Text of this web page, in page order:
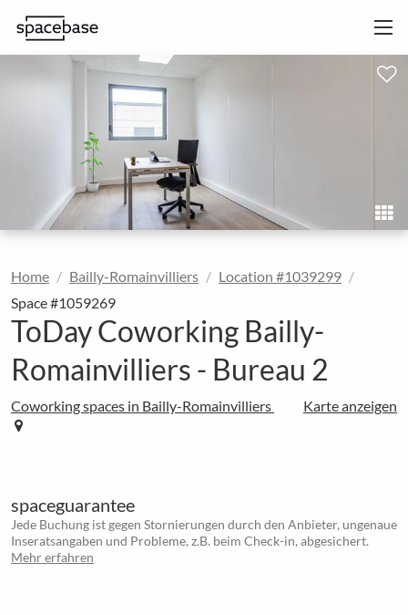
Home Bailly-Romainvilliers
Location #1039299
Space #1059269
ToDay Coworking Bailly-
Romainvilliers - Bureau 2
Coworking spaces in Bailly-Romainvilliers Karte anzeigen
spaceguarantee
Jede Buchung ist gegen Stornierungen durch den Anbieter, ungenaue
Inseratsangaben und Probleme, z.B. beim Check-in, abgesichert.
Mehr erfahren